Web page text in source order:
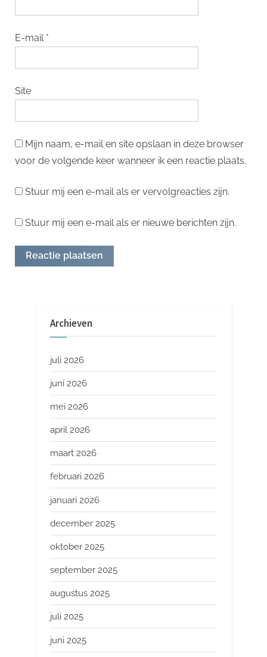
E-mail *
Site
Mijn naam, e-mail en site opslaan in deze browser
voor de volgende keer wanneer ik een reactie plaats.
Stuur mij een e-mail als er vervolgreacties zijn.
Stuur mij een e-mail als er nieuwe berichten zijn.
Archieven
juli 2026
juni 2026
mei 2026
april 2026
maart 2026
februari 2026
januari 2026
december 2025
oktober 2025
september 2025
augustus 2025
juli 2025
juni 2025